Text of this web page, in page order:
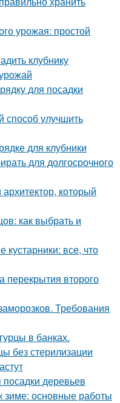
урожая: простой
клубнику
для посадки
способ улучшить
для клубники
для долгосрочного
который
как выбрать и
все, что
второго
Требования
в банках.
без стерилизации
деревьев
зиме: основные работы